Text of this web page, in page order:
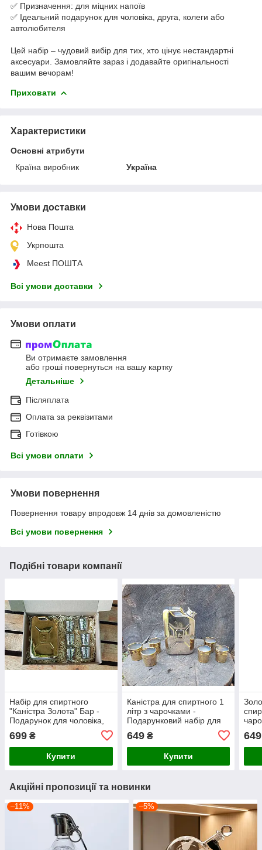
✅ Призначення: для міцних напоїв
✅ Ідеальний подарунок для чоловіка, друга, колеги або
автолюбителя
Цей набір – чудовий вибір для тих, хто цінує нестандартні
аксесуари. Замовляйте зараз і додавайте оригінальності
вашим вечорам!
Приховати
Характеристики
Основні атрибути
Країна виробник
Україна
Умови доставки
Нова Пошта
Укрпошта
Meest ПОШТА
Всі умови доставки
Умови оплати
Ви отримаєте замовлення
або гроші повернуться на вашу картку
Детальніше
Післяплата
Оплата за реквізитами
Готівкою
Всі умови оплати
Умови повернення
Повернення товару впродовж 14 днів за домовленістю
Всі умови повернення
Подібні товари компанії
Набір для спиртного
"Каністра Золота" Бар -
Подарунок для чоловіка,
699 ₴
Купити
Каністра для спиртного 1
літр з чарочками -
Подарунковий набір для
649₴
Купити
649
Акційні пропозиції та новинки
–11% –5%